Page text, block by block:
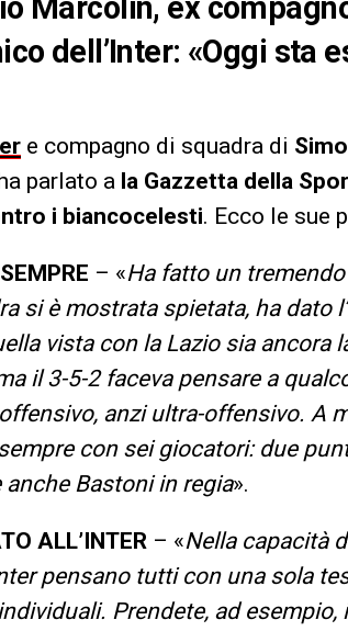
dell’Inter: «Oggi sta
e compagno di squadra di
parlato a la Gazzetta della
i biancocelesti. Ecco le sue
– «Ha fatto un
si è mostrata spietata, ha dato
vista con la Lazio sia ancora
il 3-5-2 faceva pensare a
anzi ultra-offensivo. A
con sei giocatori: due
Bastoni in regia».
ALL’INTER – «Nella capacità
pensano tutti con una sola
Prendete, ad